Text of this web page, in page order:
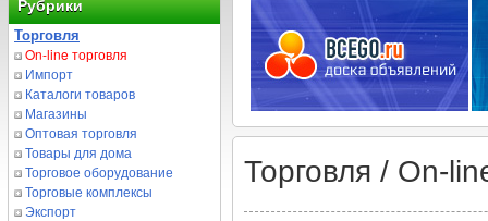
Рубрики
Торговля
On-line торговля
Импорт
Каталоги товаров
Магазины
Оптовая торговля
Товары для дома
Торговое оборудование
Торговые комплексы
Экспорт
Торговля / On-